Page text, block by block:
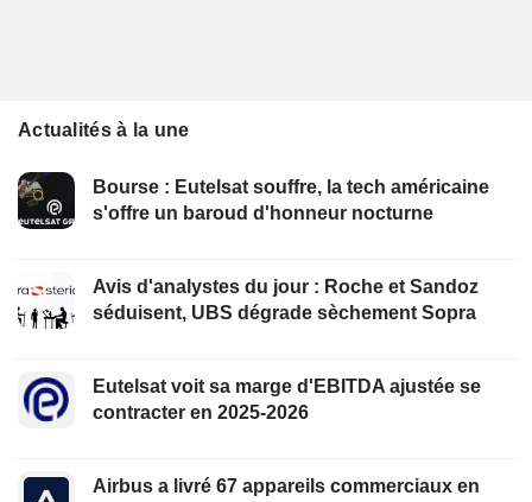
Actualités à la une
Bourse : Eutelsat souffre, la tech américaine
s'offre un baroud d'honneur nocturne
Avis d'analystes du jour : Roche et Sandoz
séduisent, UBS dégrade sèchement Sopra
Eutelsat voit sa marge d'EBITDA ajustée se
contracter en 2025-2026
Airbus a livré 67 appareils commerciaux en